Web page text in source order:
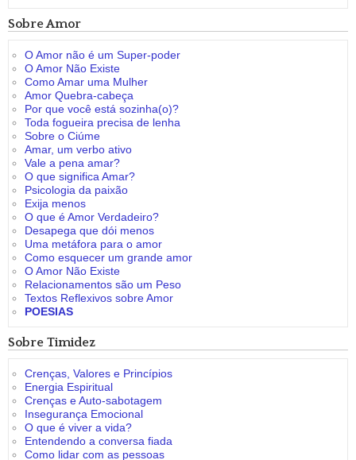
Sobre Amor
O Amor não é um Super-poder
O Amor Não Existe
Como Amar uma Mulher
Amor Quebra-cabeça
Por que você está sozinha(o)?
Toda fogueira precisa de lenha
Sobre o Ciúme
Amar, um verbo ativo
Vale a pena amar?
O que significa Amar?
Psicologia da paixão
Exija menos
O que é Amor Verdadeiro?
Desapega que dói menos
Uma metáfora para o amor
Como esquecer um grande amor
O Amor Não Existe
Relacionamentos são um Peso
Textos Reflexivos sobre Amor
POESIAS
Sobre Timidez
Crenças, Valores e Princípios
Energia Espiritual
Crenças e Auto-sabotagem
Insegurança Emocional
O que é viver a vida?
Entendendo a conversa fiada
Como lidar com as pessoas